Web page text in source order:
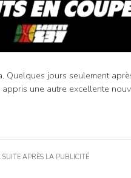
Quelques jours seulement
une autre excellente
SUITE APRÈS LA PUBLICITÉ